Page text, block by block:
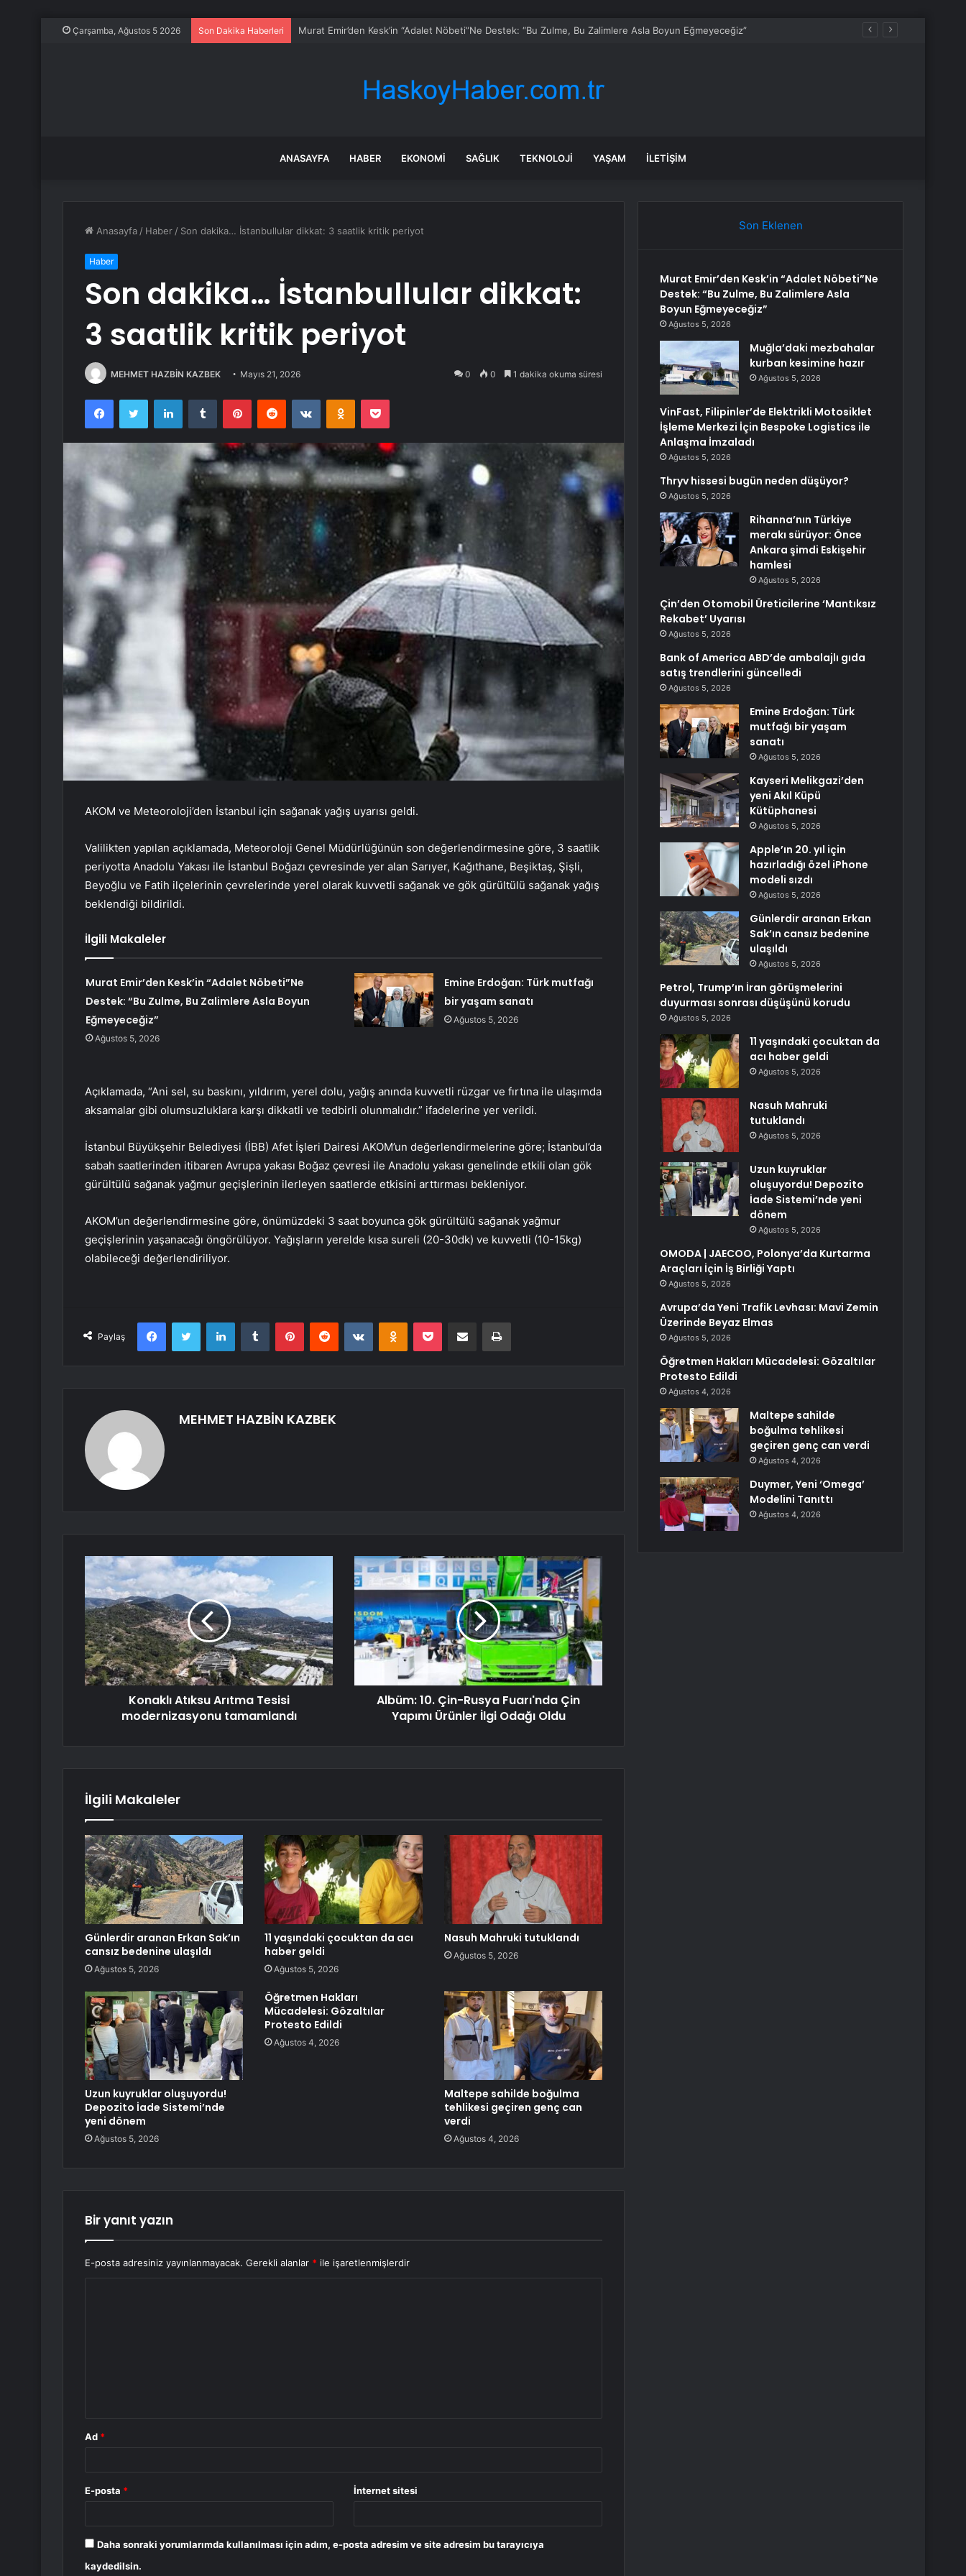
Çarşamba, Ağustos 5 2026 Son Dakika Haberleri Muğla’daki mezbahalar kurban kesimine hazır
ANASAYFA HABER EKONOMI SAĞLIK TEKNOLOJI YAŞAM İLETIŞIM
Anasayfa / Haber / Son dakika… İstanbullular dikkat: 3 saatlik kritik periyot
Haber
Son dakika… İstanbullular dikkat:
3 saatlik kritik periyot
MEHMET HAZBİN KAZBEK Mayıs 21, 2026 0 0 1 dakika okuma süresi
FacebookTwitter LinkedInTumblr PinterestReddit VKontakteOdnoklassniki
Pocket
AKOM ve Meteoroloji’den İstanbul için sağanak yağış uyarısı geldi.
Valilikten yapılan açıklamada, Meteoroloji Genel Müdürlüğünün son değerlendirmesine göre, 3 saatlik
periyotta Anadolu Yakası ile İstanbul Boğazı çevresinde yer alan Sarıyer, Kağıthane, Beşiktaş, Şişli,
Beyoğlu ve Fatih ilçelerinin çevrelerinde yerel olarak kuvvetli sağanak ve gök gürültülü sağanak yağış
beklendiği bildirildi.
İlgili Makaleler
Murat Emir’den Kesk’in “Adalet Nöbeti”Ne
Destek: “Bu Zulme, Bu Zalimlere Asla Boyun
Eğmeyeceğiz”
Ağustos 5, 2026
Emine Erdoğan: Türk mutfağı
bir yaşam sanatı
Ağustos 5, 2026
Açıklamada, “Ani sel, su baskını, yıldırım, yerel dolu, yağış anında kuvvetli rüzgar ve fırtına ile ulaşımda
aksamalar gibi olumsuzluklara karşı dikkatli ve tedbirli olunmalıdır.” ifadelerine yer verildi.
İstanbul Büyükşehir Belediyesi (İBB) Afet İşleri Dairesi AKOM’un değerlendirmelerine göre; İstanbul’da
sabah saatlerinden itibaren Avrupa yakası Boğaz çevresi ile Anadolu yakası genelinde etkili olan gök
gürültülü sağanak yağmur geçişlerinin ilerleyen saatlerde etkisini arttırması bekleniyor.
AKOM’un değerlendirmesine göre, önümüzdeki 3 saat boyunca gök gürültülü sağanak yağmur
geçişlerinin yaşanacağı öngörülüyor. Yağışların yerelde kısa sureli (20-30dk) ve kuvvetli (10-15kg)
olabileceği değerlendiriliyor.
Paylaş
FacebookTwitter LinkedInTumblr PinterestReddit VKontakteOdnoklassniki
Pocket E-Posta ile paylaş Yazdır
MEHMET HAZBİN KAZBEK
Konaklı Atıksu Arıtma Tesisi
modernizasyonu tamamlandı
Albüm: 10. Çin-Rusya Fuarı'nda Çin
Yapımı Ürünler İlgi Odağı Oldu
İlgili Makaleler
Günlerdir aranan Erkan Sak’ın
cansız bedenine ulaşıldı
Ağustos 5, 2026
11 yaşındaki çocuktan da acı
haber geldi
Ağustos 5, 2026
Nasuh Mahruki tutuklandı
Ağustos 5, 2026
Uzun kuyruklar oluşuyordu!
Depozito İade Sistemi’nde
yeni dönem
Ağustos 5, 2026
Öğretmen Hakları
Mücadelesi: Gözaltılar
Protesto Edildi
Ağustos 4, 2026
Maltepe sahilde boğulma
tehlikesi geçiren genç can
verdi
Ağustos 4, 2026
Bir yanıt yazın
E-posta adresiniz yayınlanmayacak. Gerekli alanlar * ile işaretlenmişlerdir
Ad *
E-posta * İnternet sitesi
Daha sonraki yorumlarımda kullanılması için adım, e-posta adresim ve site adresim bu tarayıcıya
kaydedilsin.
Son Eklenen
Murat Emir’den Kesk’in “Adalet Nöbeti”Ne
Destek: “Bu Zulme, Bu Zalimlere Asla
Boyun Eğmeyeceğiz”
Ağustos 5, 2026
Muğla’daki mezbahalar
kurban kesimine hazır
Ağustos 5, 2026
VinFast, Filipinler’de Elektrikli Motosiklet
İşleme Merkezi İçin Bespoke Logistics ile
Anlaşma İmzaladı
Ağustos 5, 2026
Thryv hissesi bugün neden düşüyor?
Ağustos 5, 2026
Rihanna’nın Türkiye
merakı sürüyor: Önce
Ankara şimdi Eskişehir
hamlesi
Ağustos 5, 2026
Çin’den Otomobil Üreticilerine ‘Mantıksız
Rekabet’ Uyarısı
Ağustos 5, 2026
Bank of America ABD’de ambalajlı gıda
satış trendlerini güncelledi
Ağustos 5, 2026
Emine Erdoğan: Türk
mutfağı bir yaşam
sanatı
Ağustos 5, 2026
Kayseri Melikgazi’den
yeni Akıl Küpü
Kütüphanesi
Ağustos 5, 2026
Apple’ın 20. yıl için
hazırladığı özel iPhone
modeli sızdı
Ağustos 5, 2026
Günlerdir aranan Erkan
Sak’ın cansız bedenine
ulaşıldı
Ağustos 5, 2026
Petrol, Trump’ın İran görüşmelerini
duyurması sonrası düşüşünü korudu
Ağustos 5, 2026
11 yaşındaki çocuktan da
acı haber geldi
Ağustos 5, 2026
Nasuh Mahruki
tutuklandı
Ağustos 5, 2026
Uzun kuyruklar
oluşuyordu! Depozito
İade Sistemi’nde yeni
dönem
Ağustos 5, 2026
OMODA | JAECOO, Polonya’da Kurtarma
Araçları İçin İş Birliği Yaptı
Ağustos 5, 2026
Avrupa’da Yeni Trafik Levhası: Mavi Zemin
Üzerinde Beyaz Elmas
Ağustos 5, 2026
Öğretmen Hakları Mücadelesi: Gözaltılar
Protesto Edildi
Ağustos 4, 2026
Maltepe sahilde
boğulma tehlikesi
geçiren genç can verdi
Ağustos 4, 2026
Duymer, Yeni ‘Omega’
Modelini Tanıttı
Ağustos 4, 2026